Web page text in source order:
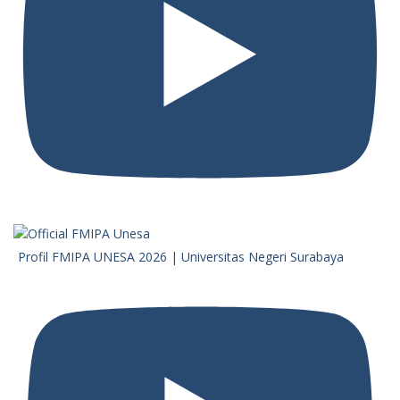
Profil FMIPA UNESA 2026 | Universitas Negeri Surabaya